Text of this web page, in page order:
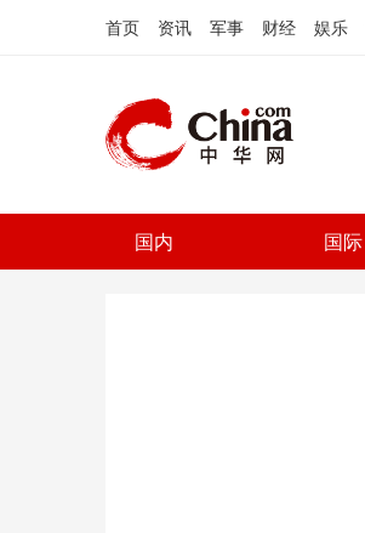
首页 资讯 军事 财经 娱乐
国内 国际